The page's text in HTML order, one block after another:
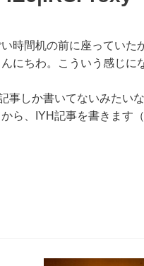
時間机の前に座っていた
にちわ。こういう感じに
事しか書いてないみたい
ら、IYH記事を書きます（